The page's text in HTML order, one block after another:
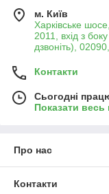
м. Київ
Харківське
2011, вхід з
дзвоніть),
Контакти
Сьогодні
Показати весь
Про нас
Контакти